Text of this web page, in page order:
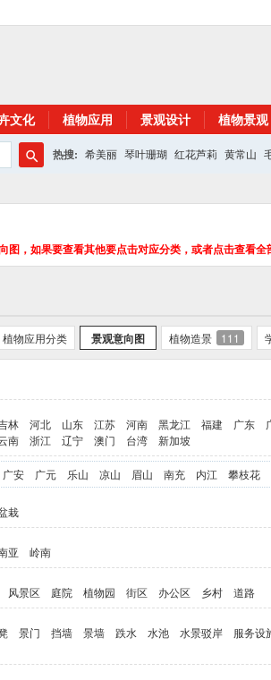
文化 植物应用 景观设计 植物景观
索
热搜: 希美丽 琴叶珊瑚 红花芦莉 黄常山
，如果要查看其他要点击对应分类，或者点击查看全
植物应用分类 景观意向图 植物造景 111
林 河北 山东 江苏 河南 黑龙江 福建 广东
南 浙江 辽宁 澳门 台湾 新加坡
广安 广元 乐山 凉山 眉山 南充 内江 攀枝花
栽
亚 岭南
风景区 庭院 植物园 街区 办公区 乡村 道路
景门 挡墙 景墙 跌水 水池 水景驳岸 服务设